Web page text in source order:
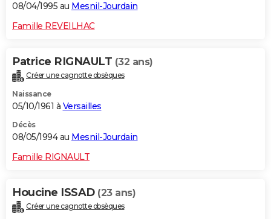
08/04/1995 au Mesnil-Jourdain
Famille REVEILHAC
Patrice RIGNAULT (32 ans)
Créer une cagnotte obsèques
Naissance
05/10/1961 à Versailles
Décès
08/05/1994 au Mesnil-Jourdain
Famille RIGNAULT
Houcine ISSAD (23 ans)
Créer une cagnotte obsèques